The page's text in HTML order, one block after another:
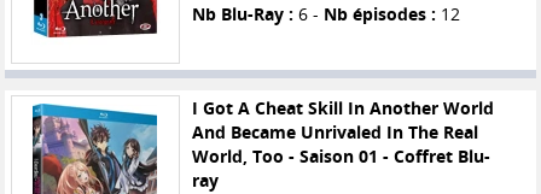
Nb Blu-Ray : 6 - Nb épisodes : 12
I Got A Cheat Skill In Another World
And Became Unrivaled In The Real
World, Too - Saison 01 - Coffret Blu-
ray